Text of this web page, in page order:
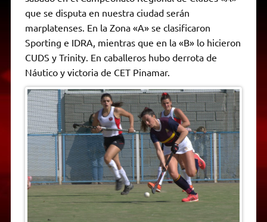
p
p
a
m
r
o
o
k
g
e
n
k
F
r
i
n
d
l
y
que se disputa en nuestra ciudad serán
marplatenses. En la Zona «A» se clasificaron
Sporting e IDRA, mientras que en la «B» lo hicieron
CUDS y Trinity. En caballeros hubo derrota de
Náutico y victoria de CET Pinamar.